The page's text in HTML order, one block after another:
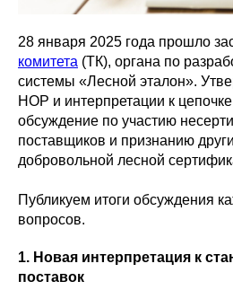
28 января 2025 года прошло
комитета (ТК), органа по
системы «Лесной эталон».
НОР и интерпретации к
обсуждение по участию
поставщиков и признанию
добровольной лесной
Публикуем итоги обсуждения
вопросов.
1. Новая интерпретация к
поставок